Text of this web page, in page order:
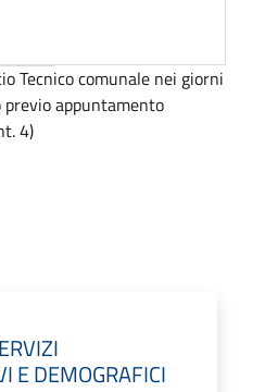
Tecnico comunale nei giorni
appuntamento
4)
E DEMOGRAFICI